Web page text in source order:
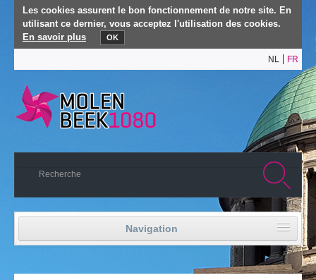
Les cookies assurent le bon fonctionnement de notre site. En
utilisant ce dernier, vous acceptez l'utilisation des cookies.
En savoir plus
OK
NL FR
Navigation